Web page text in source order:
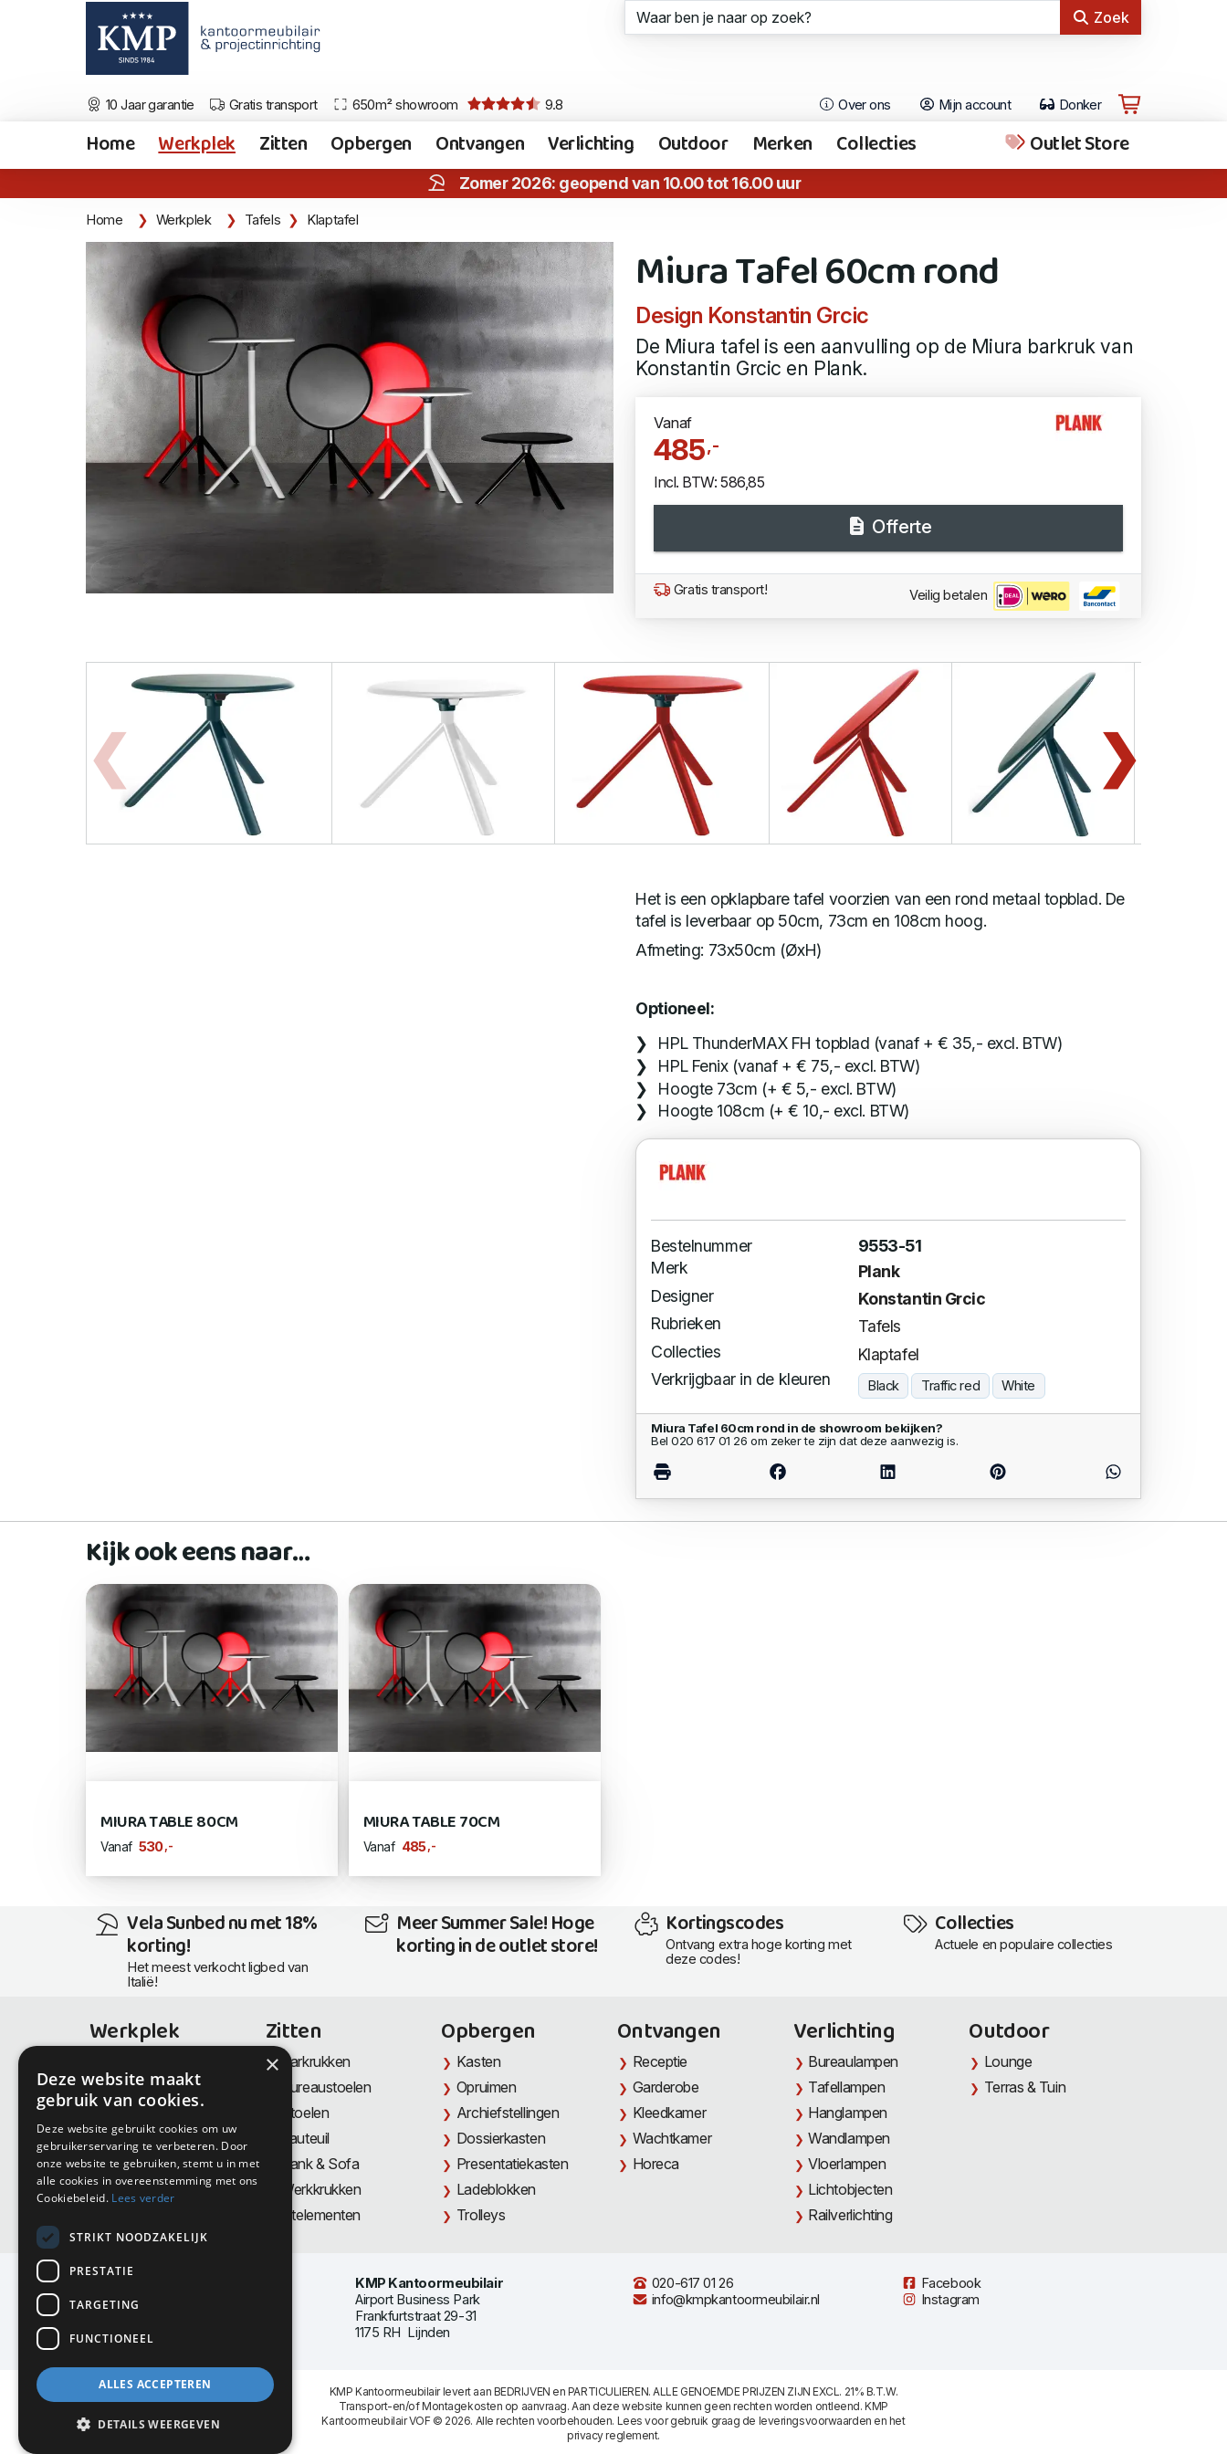
Zoek
10 Jaar garantie Gratis transport 650m² showroom 9.8 Over ons Mijn account Donker
Home Werkplek Zitten Opbergen Ontvangen Verlichting Outdoor Merken Collecties Outlet Store
Zomer 2026: geopend van 10.00 tot 16.00 uur
Home Werkplek Tafels Klaptafel
Miura Tafel 60cm rond
Design Konstantin Grcic
De Miura tafel is een aanvulling op de Miura barkruk van
Konstantin Grcic en Plank.
Vanaf
485,-
Incl. BTW: 586,85
Offerte
Gratis transport! Veilig betalen
Het is een opklapbare tafel voorzien van een rond metaal topblad. De
tafel is leverbaar op 50cm, 73cm en 108cm hoog.
Afmeting: 73x50cm (ØxH)
Optioneel:
HPL ThunderMAX FH topblad (vanaf + € 35,- excl. BTW)
HPL Fenix (vanaf + € 75,- excl. BTW)
Hoogte 73cm (+ € 5,- excl. BTW)
Hoogte 108cm (+ € 10,- excl. BTW)
Bestelnummer
9553-51
Merk
Plank
Designer
Konstantin Grcic
Rubrieken
Tafels
Collecties
Klaptafel
Verkrijgbaar in de kleuren
Black Traffic red White
Miura Tafel 60cm rond in de showroom bekijken?
Bel 020 617 01 26 om zeker te zijn dat deze aanwezig is.
Kijk ook eens naar…
MIURA TABLE 80CM
Vanaf 530 ,-
MIURA TABLE 70CM
Vanaf 485 ,-
Vela Sunbed nu met 18%
korting!
Het meest verkocht ligbed van
Italië!
Meer Summer Sale! Hoge
korting in de outlet store!
Kortingscodes
Ontvang extra hoge korting met
deze codes!
Collecties
Actuele en populaire collecties
Werkplek
Thuiswerkplek
Directiemeubilair
Akoestiek & Privacy
Tafels
Zitten
Barkrukken
Bureaustoelen
Stoelen
Fauteuil
Bank & Sofa
Werkkrukken
Zitelementen
Opbergen
Kasten
Opruimen
Archiefstellingen
Dossierkasten
Presentatiekasten
Ladeblokken
Trolleys
Ontvangen
Receptie
Garderobe
Kleedkamer
Wachtkamer
Horeca
Verlichting
Bureaulampen
Tafellampen
Hanglampen
Wandlampen
Vloerlampen
Lichtobjecten
Railverlichting
Outdoor
Lounge
Terras & Tuin
KMP Kantoormeubilair
Airport Business Park
Frankfurtstraat 29-31
1175 RH Lijnden
020-617 01 26
info@kmpkantoormeubilair.nl
Facebook
Instagram
KMP Kantoormeubilair levert aan BEDRIJVEN en PARTICULIEREN. ALLE GENOEMDE PRIJZEN ZIJN EXCL. 21% B.T.W.
Transport-en/of Montagekosten op aanvraag. Aan deze website kunnen geen rechten worden ontleend. KMP
Kantoormeubilair VOF © 2026. Alle rechten voorbehouden. Lees voor gebruik graag de leveringsvoorwaarden en het
privacy reglement.
×
Deze website maakt
gebruik van cookies.
Deze website gebruikt cookies om uw
gebruikerservaring te verbeteren. Door
onze website te gebruiken, stemt u in met
alle cookies in overeenstemming met ons
Cookiebeleid. Lees verder
STRIKT NOODZAKELIJK
PRESTATIE
TARGETING
FUNCTIONEEL
ALLES ACCEPTEREN
DETAILS WEERGEVEN